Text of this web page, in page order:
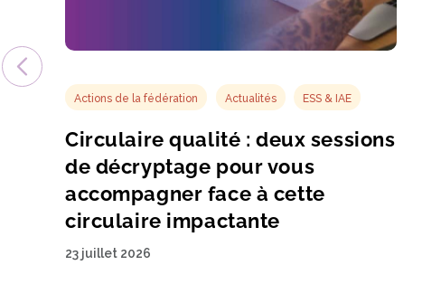
Actions de la fédération Actualités ESS & IAE
Circulaire qualité : deux sessions
de décryptage pour vous
accompagner face à cette
circulaire impactante
23 juillet 2026